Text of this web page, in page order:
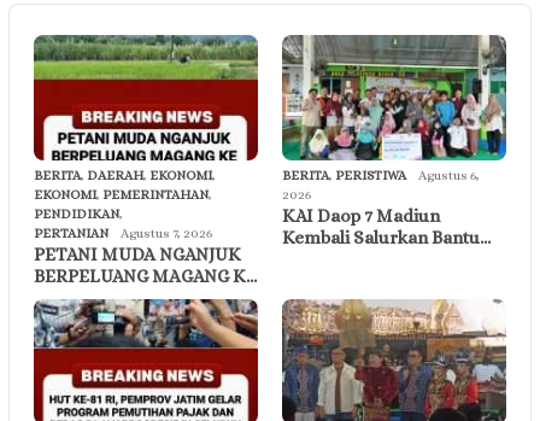
BERITA, DAERAH, EKONOMI,
EKONOMI, PEMERINTAHAN,
PENDIDIKAN,
PERTANIAN
Agustus 7, 2026
PETANI MUDA NGANJUK
BERPELUANG MAGANG K…
BERITA, PERISTIWA
Agustus 6,
2026
KAI Daop 7 Madiun
Kembali Salurkan Bantu…